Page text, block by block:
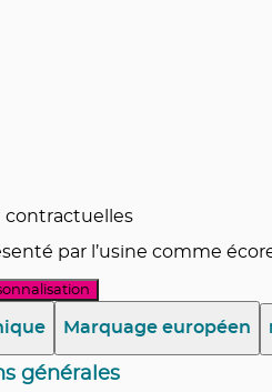
contractuelles
par l’usine comme
Marquage européen
générales